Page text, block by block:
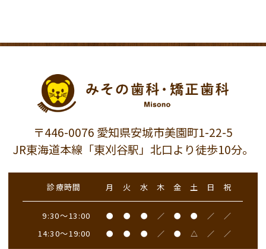
〒446-0076 愛知県安城市美園町1-22-5
JR東海道本線「東刈谷駅」北口より徒歩10分。
診療時間 月 火 水 木 金 土 日 祝
9:30～13:00 ● ● ● ／ ● ● ／ ／
14:30～19:00 ● ● ● ／ ● △ ／ ／